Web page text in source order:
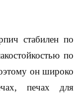
стабилен по
по
он широко
печах для